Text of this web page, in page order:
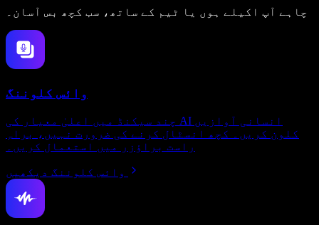
چاہے آپ اکیلے ہوں یا ٹیم کے ساتھ، سب کچھ بس آسان۔
وائس کلوننگ
چند سیکنڈ میں اعلیٰ معیار کی AI انسانی آوازیں
کلون کریں۔ کچھ انسٹال کرنے کی ضرورت نہیں، براہِ
راست براؤزر میں استعمال کریں۔
وائس کلوننگ دیکھیں